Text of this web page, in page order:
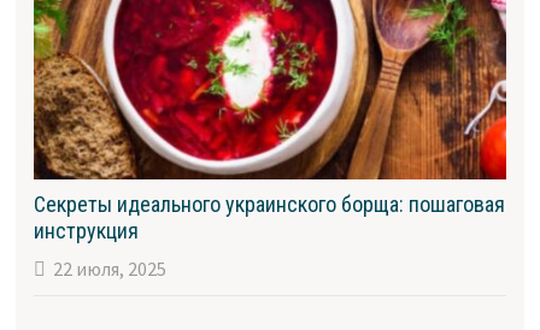
Секреты идеального украинского борща: пошаговая
инструкция
22 июля, 2025